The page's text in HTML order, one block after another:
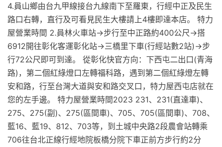
4.員山鄉由台九甲線接台九線南下至羅東，行經中正及民生
路口右轉，直行及可看見民生大樓請上4樓即達本店。 特力
屋營業時間 2.員林火車站→步行至中正路約400公尺→搭
6912開往彰化客運彰化站→三橋里下車(行經站數2站)→步
行72公尺即可到達。 從彰化快官方向：下西屯二出口(青海
路)，第二個紅綠燈口左轉福科路，遇到第二個紅綠燈左轉
安和路，行至台灣大道與安和路交叉口，特力屋西屯店就在
您的左手邊。 特力屋營業時間2023 231、231(直達車)、
275、275(副)、275(區間車)、705、705(區間車)、708、
藍16、藍19、812、703等，到土城中央路2段農會站轉乘
706往台北正線行經地院板橋分院下車正前方步行約2分